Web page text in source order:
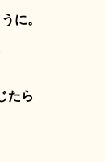
に。
たら